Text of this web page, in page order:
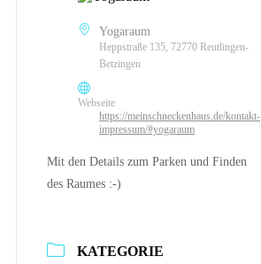
Yogaraum
Heppstraße 135, 72770 Reutlingen-
Betzingen
Webseite
https://meinschneckenhaus.de/kontakt-
impressum/#yogaraum
Mit den Details zum Parken und Finden
des Raumes :-)
KATEGORIE